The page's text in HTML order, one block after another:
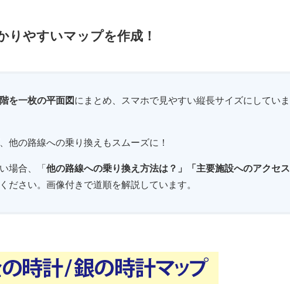
りやすいマップを作成！
を一枚の平面図 にまとめ、スマホで見やすい縦長サイズにしていま
他の路線への乗り換えもスムーズに！
場合、「 他の路線への乗り換え方法は？」「主要施設へのアクセス
ださい。画像付きで道順を解説しています。